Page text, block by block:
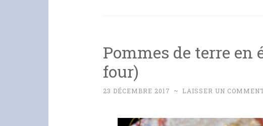
Pommes de terre en
four)
23 DÉCEMBRE 2017 ~ LAISSER UN